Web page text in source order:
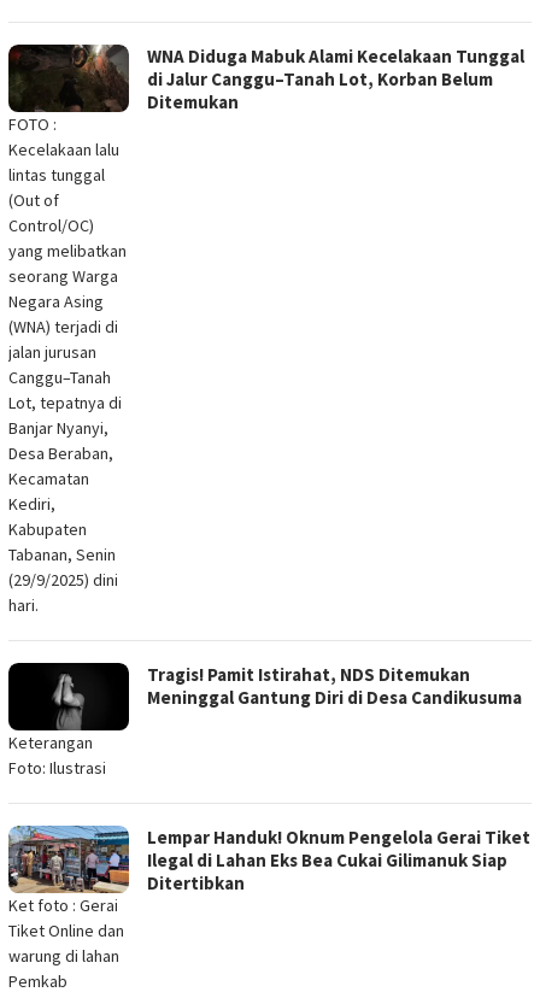
FOTO :
Kecelakaan lalu
lintas tunggal
(Out of
Control/OC)
yang melibatkan
seorang Warga
Negara Asing
(WNA) terjadi di
jalan jurusan
Canggu–Tanah
Lot, tepatnya di
Banjar Nyanyi,
Desa Beraban,
Kecamatan
Kediri,
Kabupaten
Tabanan, Senin
(29/9/2025) dini
hari.
WNA Diduga Mabuk Alami Kecelakaan Tunggal
di Jalur Canggu–Tanah Lot, Korban Belum
Ditemukan
Keterangan
Foto: Ilustrasi
Tragis! Pamit Istirahat, NDS Ditemukan
Meninggal Gantung Diri di Desa Candikusuma
Ket foto : Gerai
Tiket Online dan
warung di lahan
Pemkab
Lempar Handuk! Oknum Pengelola Gerai Tiket
Ilegal di Lahan Eks Bea Cukai Gilimanuk Siap
Ditertibkan